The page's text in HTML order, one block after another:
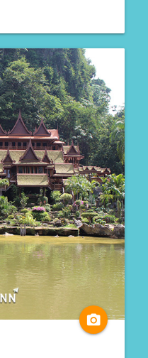
camera_alt